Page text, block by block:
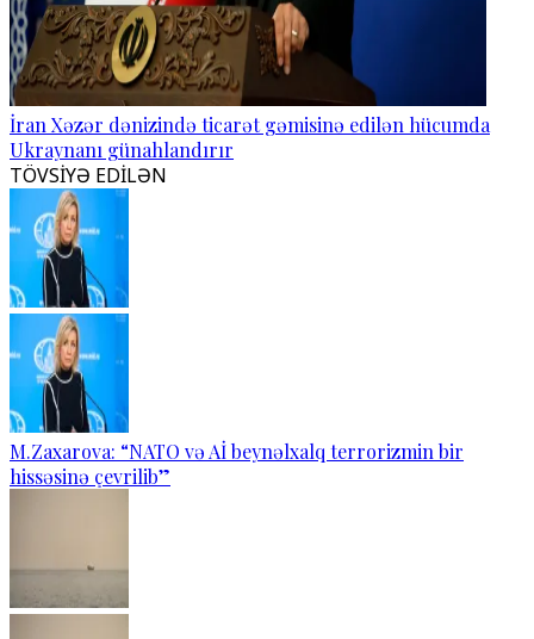
İran Xəzər dənizində ticarət gəmisinə edilən hücumda
Ukraynanı günahlandırır
TÖVSİYƏ EDİLƏN
M.Zaxarova: “NATO və Aİ beynəlxalq terrorizmin bir
hissəsinə çevrilib”